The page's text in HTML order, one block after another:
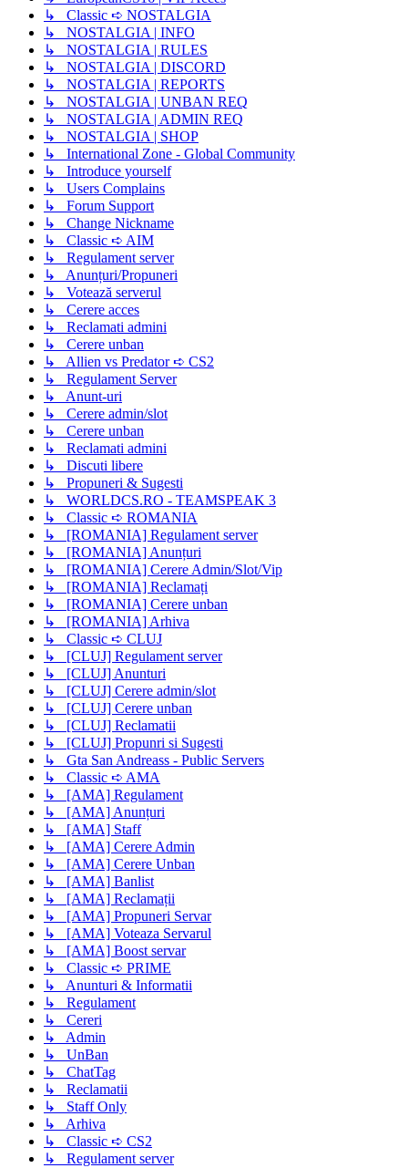
↳ Classic ➪ NOSTALGIA
↳ NOSTALGIA | INFO
↳ NOSTALGIA | RULES
↳ NOSTALGIA | DISCORD
↳ NOSTALGIA | REPORTS
↳ NOSTALGIA | UNBAN REQ
↳ NOSTALGIA | ADMIN REQ
↳ NOSTALGIA | SHOP
↳ International Zone - Global Community
↳ Introduce yourself
↳ Users Complains
↳ Forum Support
↳ Change Nickname
↳ Classic ➪ AIM
↳ Regulament server
↳ Anunțuri/Propuneri
↳ Votează serverul
↳ Cerere acces
↳ Reclamati admini
↳ Cerere unban
↳ Allien vs Predator ➪ CS2
↳ Regulament Server
↳ Anunt-uri
↳ Cerere admin/slot
↳ Cerere unban
↳ Reclamati admini
↳ Discuti libere
↳ Propuneri & Sugesti
↳ WORLDCS.RO - TEAMSPEAK 3
↳ Classic ➪ ROMANIA
↳ [ROMANIA] Regulament server
↳ [ROMANIA] Anunțuri
↳ [ROMANIA] Cerere Admin/Slot/Vip
↳ [ROMANIA] Reclamați
↳ [ROMANIA] Cerere unban
↳ [ROMANIA] Arhiva
↳ Classic ➪ CLUJ
↳ [CLUJ] Regulament server
↳ [CLUJ] Anunturi
↳ [CLUJ] Cerere admin/slot
↳ [CLUJ] Cerere unban
↳ [CLUJ] Reclamatii
↳ [CLUJ] Propunri si Sugesti
↳ Gta San Andreass - Public Servers
↳ Classic ➪ AMA
↳ [AMA] Regulament
↳ [AMA] Anunțuri
↳ [AMA] Staff
↳ [AMA] Cerere Admin
↳ [AMA] Cerere Unban
↳ [AMA] Banlist
↳ [AMA] Reclamații
↳ [AMA] Propuneri Servar
↳ [AMA] Voteaza Servarul
↳ [AMA] Boost servar
↳ Classic ➪ PRIME
↳ Anunturi & Informatii
↳ Regulament
↳ Cereri
↳ Admin
↳ UnBan
↳ ChatTag
↳ Reclamatii
↳ Staff Only
↳ Arhiva
↳ Classic ➪ CS2
↳ Regulament server